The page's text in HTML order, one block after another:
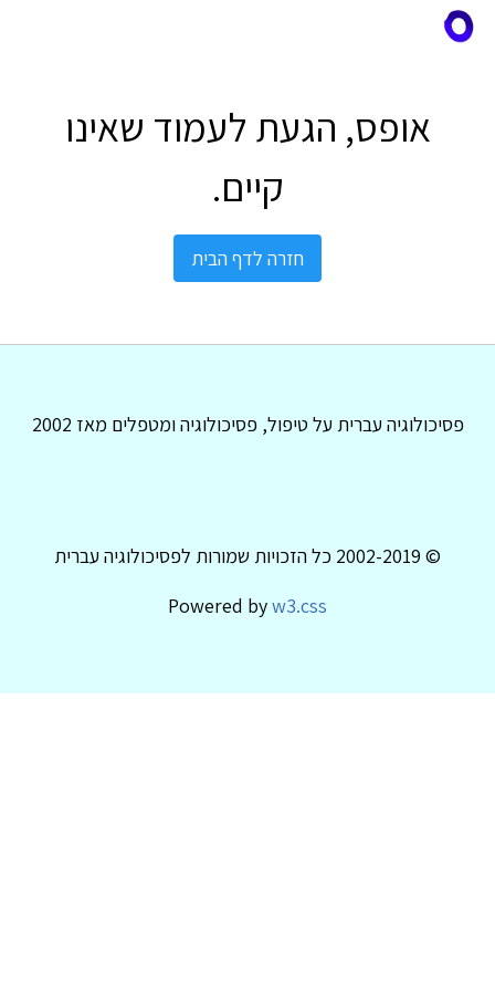
אופס, הגעת לעמוד שאינו
קיים.
חזרה לדף הבית
פסיכולוגיה עברית על טיפול, פסיכולוגיה ומטפלים מאז 2002
© 2002-2019 כל הזכויות שמורות לפסיכולוגיה עברית
Powered byw3.css